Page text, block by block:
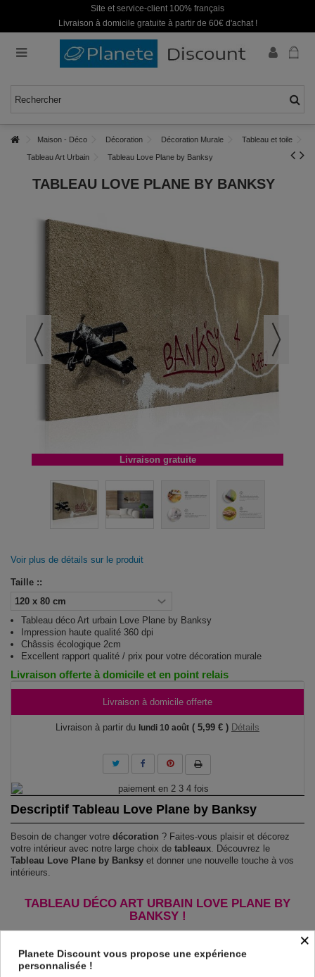
Site et service-client 100% français
Livraison à domicile gratuite à partir de 60€ d'achat !
Maison - Déco Décoration Décoration Murale Tableau et toile
Tableau Art Urbain Tableau Love Plane by Banksy
TABLEAU LOVE PLANE BY BANKSY
Livraison gratuite
Voir plus de détails sur le produit
Taille ::
Tableau déco Art urbain Love Plane by Banksy
Impression haute qualité 360 dpi
Châssis écologique 2cm
Excellent rapport qualité / prix pour votre décoration murale
Livraison offerte à domicile et en point relais
Livraison à domicile offerte
Livraison à partir du lundi 10 août ( 5,99 € ) Détails
Descriptif Tableau Love Plane by Banksy
Besoin de changer votre décoration ? Faites-vous plaisir et décorez
votre intérieur avec notre large choix de tableaux. Découvrez le
Tableau Love Plane by Banksy et donner une nouvelle touche à vos
intérieurs.
TABLEAU DÉCO ART URBAIN LOVE PLANE BY
BANKSY !
spécial et de haute qualité qui reflète parfaitement les couleurs avec
des détails parfaitement reproduits. Grâce à une impression sur tous les
cotés et une toile tendue sur un châssis fait de matériaux respectueux
×
Planete Discount vous propose une expérience
personnalisée !